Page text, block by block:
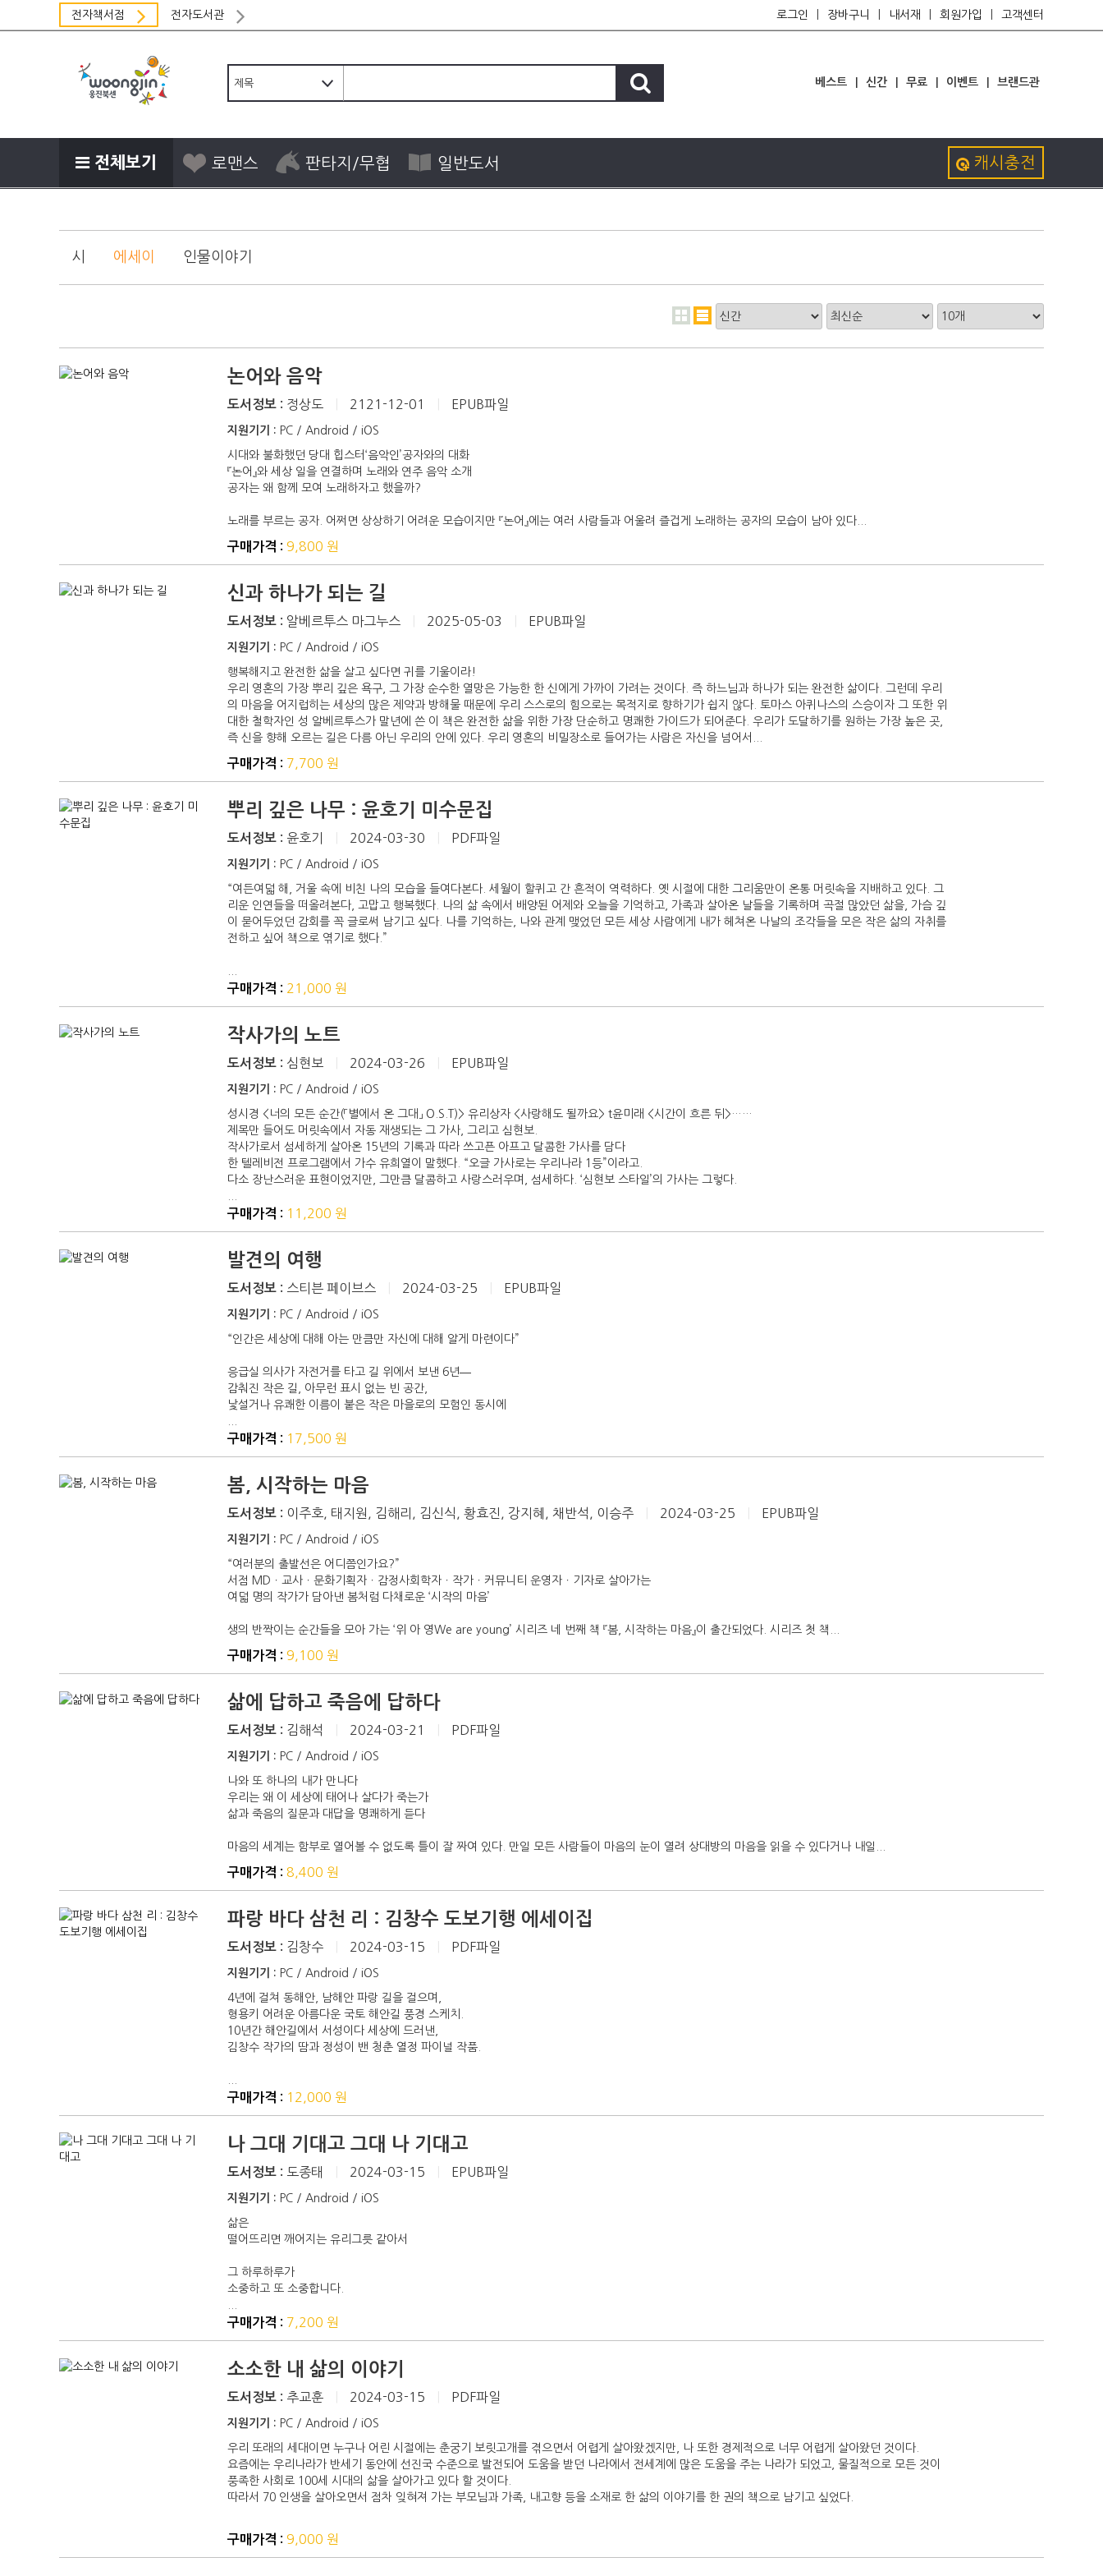
전자책서점 전자도서관 로그인 장바구니 내서재 회원가입 고객센터
베스트 신간 무료 이벤트 브랜드관
전체보기 로맨스 판타지/무협 일반도서 캐시충전
시 에세이 인물이야기
논어와 음악
도서정보 : 정상도 2121-12-01 EPUB파일
지원기기 : PC / Android / iOS
시대와 불화했던 당대 힙스터‘음악인’공자와의 대화
『논어』와 세상 일을 연결하며 노래와 연주 음악 소개
공자는 왜 함께 모여 노래하자고 했을까?
노래를 부르는 공자. 어쩌면 상상하기 어려운 모습이지만 『논어』에는 여러 사람들과 어울려 즐겁게 노래하는 공자의 모습이 남아 있다...
구매가격 : 9,800 원
신과 하나가 되는 길
도서정보 : 알베르투스 마그누스 2025-05-03 EPUB파일
지원기기 : PC / Android / iOS
행복해지고 완전한 삶을 살고 싶다면 귀를 기울이라!
우리 영혼의 가장 뿌리 깊은 욕구, 그 가장 순수한 열망은 가능한 한 신에게 가까이 가려는 것이다. 즉 하느님과 하나가 되는 완전한 삶이다. 그런데 우리
의 마음을 어지럽히는 세상의 많은 제약과 방해물 때문에 우리 스스로의 힘으로는 목적지로 향하기가 쉽지 않다. 토마스 아퀴나스의 스승이자 그 또한 위
대한 철학자인 성 알베르투스가 말년에 쓴 이 책은 완전한 삶을 위한 가장 단순하고 명쾌한 가이드가 되어준다. 우리가 도달하기를 원하는 가장 높은 곳,
즉 신을 향해 오르는 길은 다름 아닌 우리의 안에 있다. 우리 영혼의 비밀장소로 들어가는 사람은 자신을 넘어서...
구매가격 : 7,700 원
뿌리 깊은 나무 : 윤호기 미수문집
도서정보 : 윤호기 2024-03-30 PDF파일
지원기기 : PC / Android / iOS
“여든여덟 해, 거울 속에 비친 나의 모습을 들여다본다. 세월이 할퀴고 간 흔적이 역력하다. 옛 시절에 대한 그리움만이 온통 머릿속을 지배하고 있다. 그
리운 인연들을 떠올려본다, 고맙고 행복했다. 나의 삶 속에서 배양된 어제와 오늘을 기억하고, 가족과 살아온 날들을 기록하며 곡절 많았던 삶을, 가슴 깊
이 묻어두었던 감회를 꼭 글로써 남기고 싶다. 나를 기억하는, 나와 관계 맺었던 모든 세상 사람에게 내가 헤쳐온 나날의 조각들을 모은 작은 삶의 자취를
전하고 싶어 책으로 엮기로 했다.”
구매가격 : 21,000 원
작사가의 노트
도서정보 : 심현보 2024-03-26 EPUB파일
지원기기 : PC / Android / iOS
성시경 <너의 모든 순간(「별에서 온 그대」 O.S.T)> 유리상자 <사랑해도 될까요> t윤미래 <시간이 흐른 뒤>……
제목만 들어도 머릿속에서 자동 재생되는 그 가사, 그리고 심현보.
작사가로서 섬세하게 살아온 15년의 기록과 따라 쓰고픈 아프고 달콤한 가사를 담다
한 텔레비전 프로그램에서 가수 유희열이 말했다. “오글 가사로는 우리나라 1등”이라고.
다소 장난스러운 표현이었지만, 그만큼 달콤하고 사랑스러우며, 섬세하다. ‘심현보 스타일’의 가사는 그렇다.
구매가격 : 11,200 원
발견의 여행
도서정보 : 스티븐 페이브스 2024-03-25 EPUB파일
지원기기 : PC / Android / iOS
“인간은 세상에 대해 아는 만큼만 자신에 대해 알게 마련이다”
응급실 의사가 자전거를 타고 길 위에서 보낸 6년―
감춰진 작은 길, 아무런 표시 없는 빈 공간,
낯설거나 유쾌한 이름이 붙은 작은 마을로의 모험인 동시에
구매가격 : 17,500 원
봄, 시작하는 마음
도서정보 : 이주호, 태지원, 김해리, 김신식, 황효진, 강지혜, 채반석, 이승주 2024-03-25 EPUB파일
지원기기 : PC / Android / iOS
“여러분의 출발선은 어디쯤인가요?”
서점 MDㆍ교사ㆍ문화기획자ㆍ감정사회학자ㆍ작가ㆍ커뮤니티 운영자ㆍ기자로 살아가는
여덟 명의 작가가 담아낸 봄처럼 다채로운 ‘시작의 마음’
생의 반짝이는 순간들을 모아 가는 ‘위 아 영We are young’ 시리즈 네 번째 책 『봄, 시작하는 마음』이 출간되었다. 시리즈 첫 책...
구매가격 : 9,100 원
삶에 답하고 죽음에 답하다
도서정보 : 김해석 2024-03-21 PDF파일
지원기기 : PC / Android / iOS
나와 또 하나의 내가 만나다
우리는 왜 이 세상에 태어나 살다가 죽는가
삶과 죽음의 질문과 대답을 명쾌하게 듣다
마음의 세계는 함부로 열어볼 수 없도록 틀이 잘 짜여 있다. 만일 모든 사람들이 마음의 눈이 열려 상대방의 마음을 읽을 수 있다거나 내일...
구매가격 : 8,400 원
파랑 바다 삼천 리 : 김창수 도보기행 에세이집
도서정보 : 김창수 2024-03-15 PDF파일
지원기기 : PC / Android / iOS
4년에 걸쳐 동해안, 남해안 파랑 길을 걸으며,
형용키 어려운 아름다운 국토 해안길 풍경 스케치.
10년간 해안길에서 서성이다 세상에 드러낸,
김창수 작가의 땀과 정성이 밴 청춘 열정 파이널 작품.
구매가격 : 12,000 원
나 그대 기대고 그대 나 기대고
도서정보 : 도종태 2024-03-15 EPUB파일
지원기기 : PC / Android / iOS
삶은
떨어뜨리면 깨어지는 유리그릇 같아서
그 하루하루가
소중하고 또 소중합니다.
구매가격 : 7,200 원
소소한 내 삶의 이야기
도서정보 : 추교훈 2024-03-15 PDF파일
지원기기 : PC / Android / iOS
우리 또래의 세대이면 누구나 어린 시절에는 춘궁기 보릿고개를 겪으면서 어렵게 살아왔겠지만, 나 또한 경제적으로 너무 어렵게 살아왔던 것이다.
요즘에는 우리나라가 반세기 동안에 선진국 수준으로 발전되어 도움을 받던 나라에서 전세계에 많은 도움을 주는 나라가 되었고, 물질적으로 모든 것이
풍족한 사회로 100세 시대의 삶을 살아가고 있다 할 것이다.
따라서 70 인생을 살아오면서 점차 잊혀져 가는 부모님과 가족, 내고향 등을 소재로 한 삶의 이야기를 한 권의 책으로 남기고 싶었다.
구매가격 : 9,000 원